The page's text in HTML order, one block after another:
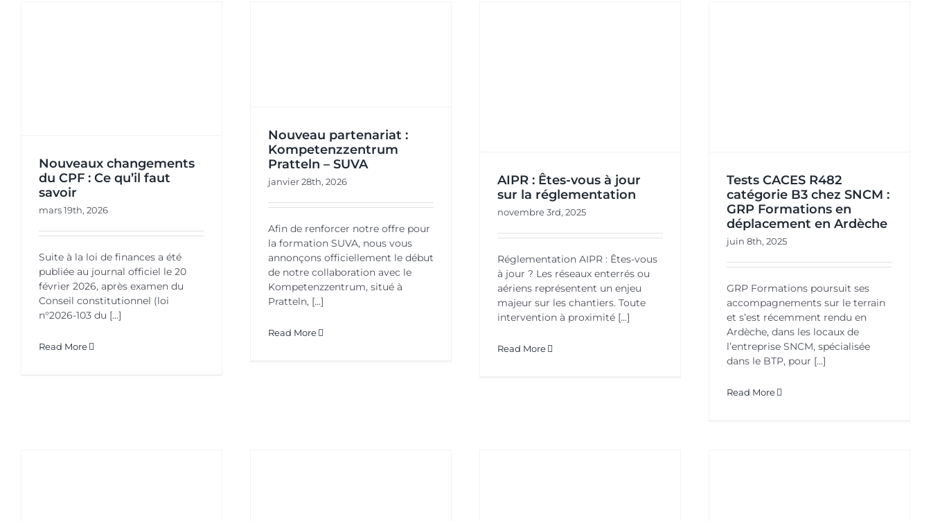
Nouveaux changements
du CPF : Ce qu’il faut
savoir
mars 19th, 2026
Suite à la loi de finances a été
publiée au journal officiel le 20
février 2026, après examen du
Conseil constitutionnel (loi
n°2026-103 du [...]
Read More
Nouveau partenariat :
Kompetenzzentrum
Pratteln – SUVA
janvier 28th, 2026
Afin de renforcer notre offre pour
la formation SUVA, nous vous
annonçons officiellement le début
de notre collaboration avec le
Kompetenzzentrum, situé à
Pratteln, [...]
Read More
AIPR : Êtes-vous à jour
sur la réglementation
novembre 3rd, 2025
Réglementation AIPR : Êtes-vous
à jour ? Les réseaux enterrés ou
aériens représentent un enjeu
majeur sur les chantiers. Toute
intervention à proximité [...]
Read More
Tests CACES R482
catégorie B3 chez SNCM :
GRP Formations en
déplacement en Ardèche
juin 8th, 2025
GRP Formations poursuit ses
accompagnements sur le terrain
et s’est récemment rendu en
Ardèche, dans les locaux de
l’entreprise SNCM, spécialisée
dans le BTP, pour [...]
Read More